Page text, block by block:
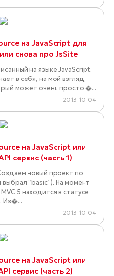
на JavaScript для
снова про JsSite
на языке JavaScript.
в себя, на мой взгляд,
может очень просто �...
2013-10-04
на JavaScript или
сервис (часть 1)
новый проект по
выбрал “basic”). На момент
5 находится в статусе
Из�...
2013-10-04
на JavaScript или
сервис (часть 2)